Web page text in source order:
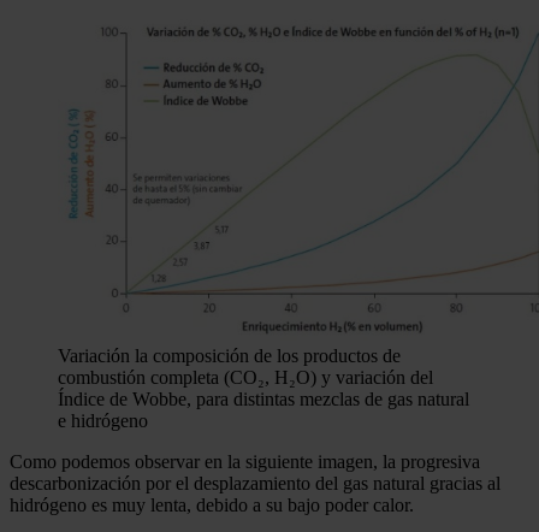
Variación la composición de los productos de
combustión completa (CO₂, H₂O) y variación del
Índice de Wobbe, para distintas mezclas de gas natural
e hidrógeno
Como podemos observar en la siguiente imagen, la progresiva
descarbonización por el desplazamiento del gas natural gracias al
hidrógeno es muy lenta, debido a su bajo poder calor.